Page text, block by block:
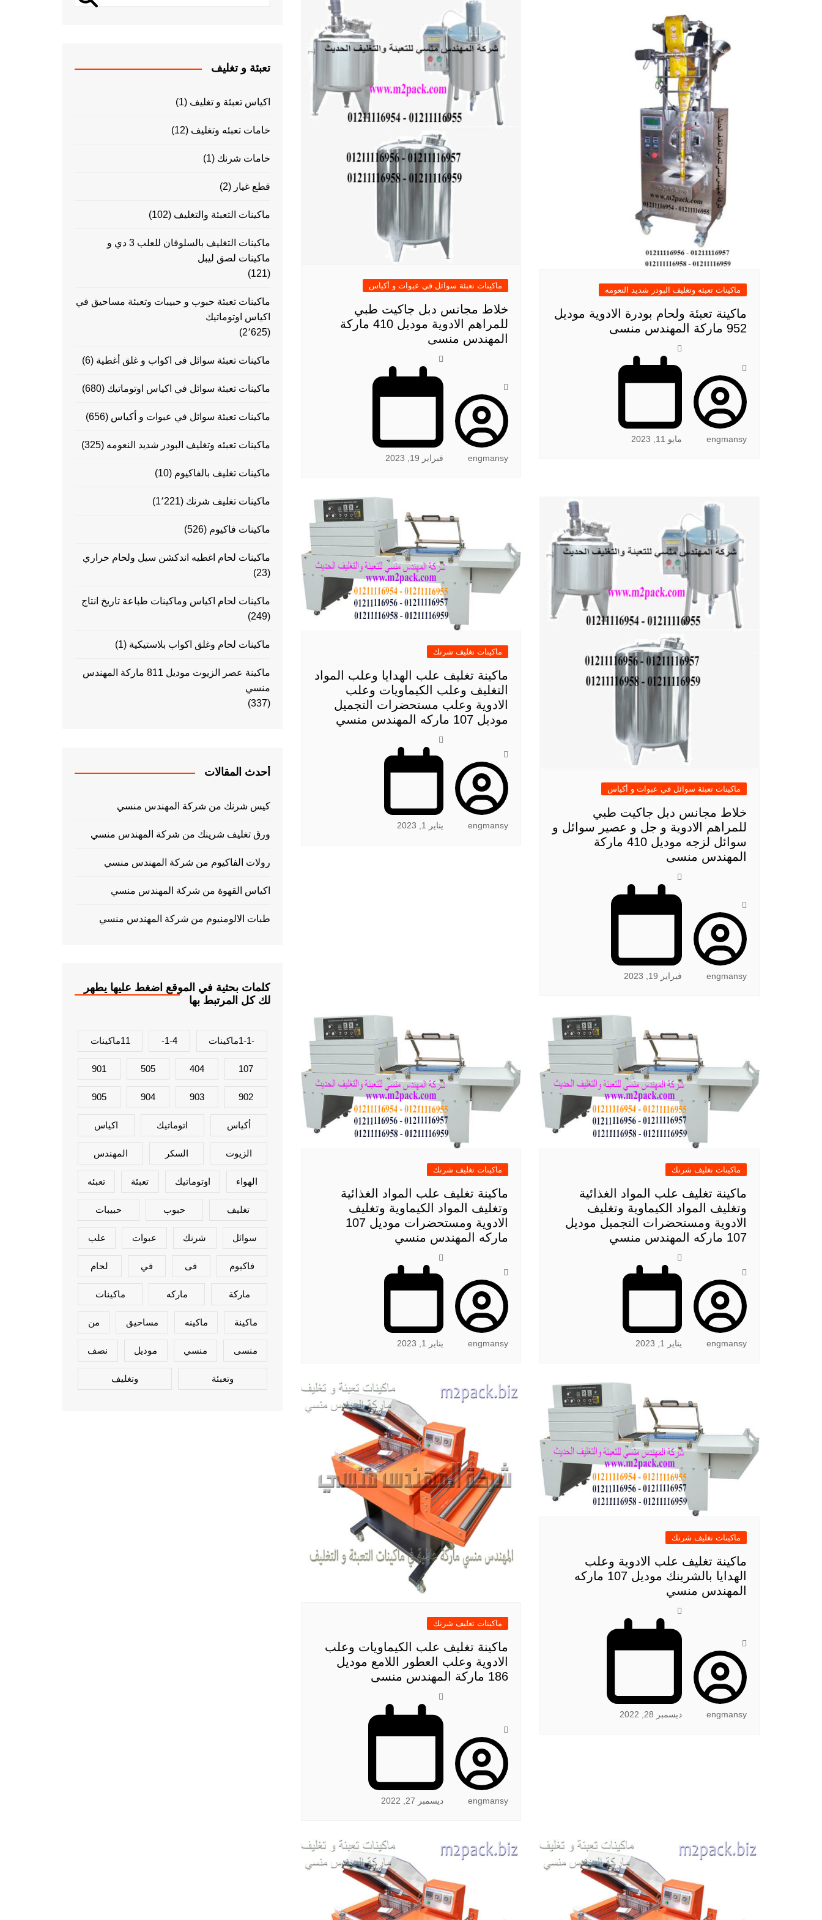
ماكينات تعبئه وتغليف البودر شديد النعومه
ماكينة تعبئة ولحام بودرة الادوية موديل
952 ماركة المهندس منسى
engmansy مايو 11, 2023
ماكينات تعبئة سوائل في عبوات و أكياس
خلاط مجانس دبل جاكيت طبي
للمراهم الادوية موديل 410 ماركة
المهندس منسى
engmansy فبراير 19, 2023
ماكينات تعبئة سوائل في عبوات و أكياس
خلاط مجانس دبل جاكيت طبي
للمراهم الادوية و جل و عصير سوائل و
سوائل لزجه موديل 410 ماركة
المهندس منسى
engmansy فبراير 19, 2023
ماكينات تغليف شرنك
ماكينة تغليف علب الهدايا وعلب المواد
التغليف وعلب الكيماويات وعلب
الادوية وعلب مستحضرات التجميل
موديل 107 ماركه المهندس منسي
engmansy يناير 1, 2023
ماكينات تغليف شرنك
ماكينة تغليف علب المواد الغذائية
وتغليف المواد الكيماوية وتغليف
الادوية ومستحضرات التجميل موديل
107 ماركه المهندس منسي
engmansy يناير 1, 2023
ماكينات تغليف شرنك
ماكينة تغليف علب المواد الغذائية
وتغليف المواد الكيماوية وتغليف
الادوية ومستحضرات موديل 107
ماركه المهندس منسي
engmansy يناير 1, 2023
ماكينات تغليف شرنك
ماكينة تغليف علب الادوية وعلب
الهدايا بالشرينك موديل 107 ماركه
المهندس منسي
engmansy ديسمبر 28, 2022
ماكينات تغليف شرنك
ماكينة تغليف علب الكيماويات وعلب
الادوية وعلب العطور اللامع موديل
186 ماركة المهندس منسى
engmansy ديسمبر 27, 2022
تعبئة و تغليف
اكياس تعبئة و تغليف (1)
خامات تعبئه وتغليف (12)
خامات شرنك (1)
قطع غيار (2)
ماكينات التعبئة والتغليف (102)
ماكينات التغليف بالسلوفان للعلب 3 دي و
ماكينات لصق ليبل
(121)
ماكينات تعبئة حبوب و حبيبات وتعبئة مساحيق في
اكياس اوتوماتيك
(2٬625)
ماكينات تعبئة سوائل فى اكواب و غلق أغطية (6)
ماكينات تعبئة سوائل في اكياس اوتوماتيك (680)
ماكينات تعبئة سوائل في عبوات و أكياس (656)
ماكينات تعبئه وتغليف البودر شديد النعومه (325)
ماكينات تغليف بالفاكيوم (10)
ماكينات تغليف شرنك (1٬221)
ماكينات فاكيوم (526)
ماكينات لحام اغطيه اندكشن سيل ولحام حراري
(23)
ماكينات لحام اكياس وماكينات طباعة تاريخ انتاج
(249)
ماكينات لحام وغلق اكواب بلاستيكية (1)
ماكينة عصر الزيوت موديل 811 ماركة المهندس
منسي
(337)
أحدث المقالات
كيس شرنك من شركة المهندس منسي
ورق تغليف شرينك من شركة المهندس منسي
رولات الفاكيوم من شركة المهندس منسي
اكياس القهوة من شركة المهندس منسي
طبات الالومنيوم من شركة المهندس منسي
كلمات بحثية في الموقع اضغط عليها يطهر
لك كل المرتبط بها
-1-1ماكينات 1-4- 11ماكينات
107
404
505
901
902
903
904
905
أكياس اتوماتيك اكياس
الزيوت السكر المهندس
الهواء اوتوماتيك تعبئة تعبئه
تغليف حبوب حبيبات
سوائل شرنك عبوات علب
فاكيوم فى في لحام
ماركة ماركه ماكينات
ماكينة ماكينه مساحيق من
منسى منسي موديل نصف
وتعبئة وتغليف